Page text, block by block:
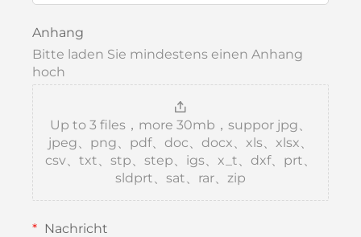
Anhang
Bitte laden Sie mindestens einen Anhang
hoch
Up to 3 files，more 30mb，suppor jpg、
jpeg、png、pdf、doc、docx、xls、xlsx、
csv、txt、stp、step、igs、x_t、dxf、prt、
sldprt、sat、rar、zip
Nachricht